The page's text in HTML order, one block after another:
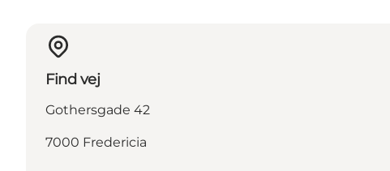
Find vej
Gothersgade 42
7000 Fredericia